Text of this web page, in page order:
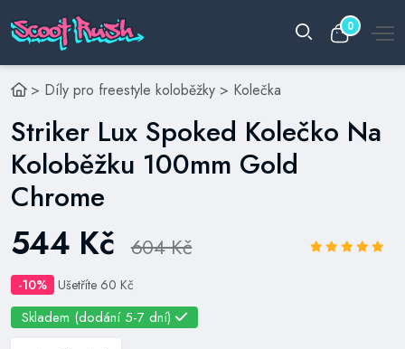
0
> Díly pro freestyle koloběžky > Kolečka
Striker Lux Spoked Kolečko Na
Koloběžku 100mm Gold
Chrome
544 Kč 604 Kč
-10% Ušetříte 60 Kč
Skladem (dodání 5-7 dní)